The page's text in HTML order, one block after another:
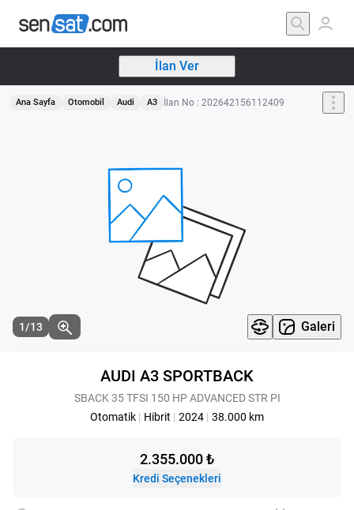
İlan Ver
Ana Sayfa Otomobil Audi A3 İlan No : 202642156112409
1/13 Galeri
AUDI A3 SPORTBACK
SBACK 35 TFSI 150 HP ADVANCED STR PI
Otomatik | Hibrit | 2024 | 38.000 km
2.355.000 ₺
Kredi Seçenekleri